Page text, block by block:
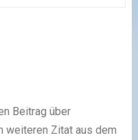
Beitrag über
weiteren Zitat aus dem